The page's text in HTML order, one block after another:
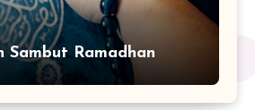
Sambut Ramadhan